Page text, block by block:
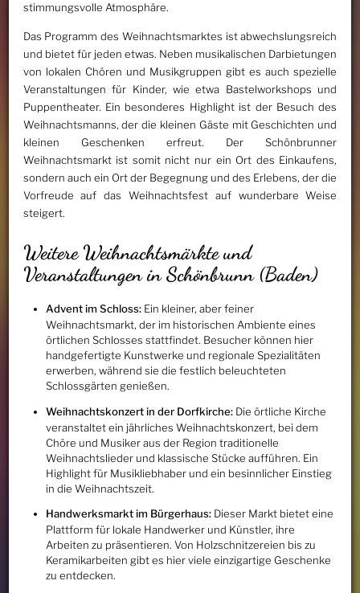
stimmungsvolle Atmosphäre.
Das Programm des Weihnachtsmarktes ist abwechslungsreich
und bietet für jeden etwas. Neben musikalischen Darbietungen
von lokalen Chören und Musikgruppen gibt es auch spezielle
Veranstaltungen für Kinder, wie etwa Bastelworkshops und
Puppentheater. Ein besonderes Highlight ist der Besuch des
Weihnachtsmanns, der die kleinen Gäste mit Geschichten und
kleinen Geschenken erfreut. Der Schönbrunner
Weihnachtsmarkt ist somit nicht nur ein Ort des Einkaufens,
sondern auch ein Ort der Begegnung und des Erlebens, der die
Vorfreude auf das Weihnachtsfest auf wunderbare Weise
steigert.
Weitere Weihnachtsmärkte und
Veranstaltungen in Schönbrunn (Baden)
Advent im Schloss:Ein kleiner, aber feiner
Weihnachtsmarkt, der im historischen Ambiente eines
örtlichen Schlosses stattfindet. Besucher können hier
handgefertigte Kunstwerke und regionale Spezialitäten
erwerben, während sie die festlich beleuchteten
Schlossgärten genießen.
Weihnachtskonzert in der Dorfkirche:Die örtliche Kirche
veranstaltet ein jährliches Weihnachtskonzert, bei dem
Chöre und Musiker aus der Region traditionelle
Weihnachtslieder und klassische Stücke aufführen. Ein
Highlight für Musikliebhaber und ein besinnlicher Einstieg
in die Weihnachtszeit.
Handwerksmarkt im Bürgerhaus:Dieser Markt bietet eine
Plattform für lokale Handwerker und Künstler, ihre
Arbeiten zu präsentieren. Von Holzschnitzereien bis zu
Keramikarbeiten gibt es hier viele einzigartige Geschenke
zu entdecken.